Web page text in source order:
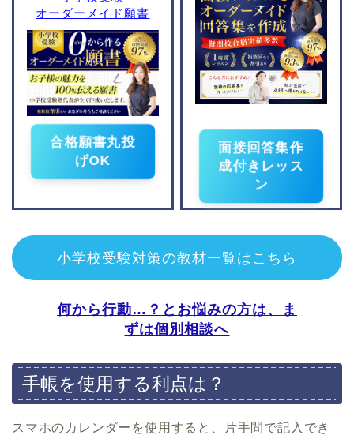
オーダーメイド願書
合格願書丸投
げOK
面接回答集作
成付きレッス
ン
小学校受験対策の教材一覧はこちら
何から行動…？とお悩みの方は、ま
ずは個別相談へ
手帳を使用する利点は？
スマホのカレンダーを使用すると、片手間で記入でき
桐朋学園小学校
聖心女子学院初等科
晃華学園小学校
川村小学校
品川翔英小学校
立教女学院小学校
サレジアン国際学園目黒
星美小学校
東京学芸大学附属小金井
小学校
学校
東京学芸大学附属世田谷
筑波大学附属小学校
東京学芸大学附属竹早小
お茶の水女子大学附属小
学校
立川国際附属小学校
慶應義塾幼稚舎
森村学園初等部
カリタス小学校
関東学院小学校
湘南白百合小学校
捜真小学校
日本大学藤沢小学校
大西学園小学校
平和学園小学校
洗足学園小学校